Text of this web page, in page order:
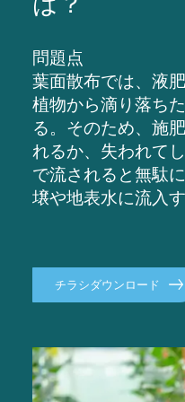
問題点
葉面散布では、液
植物から滴り落ち
る。そのため、施
れるか、失われて
で流されると無駄
壌や地表水に流入
チラシダウンロード